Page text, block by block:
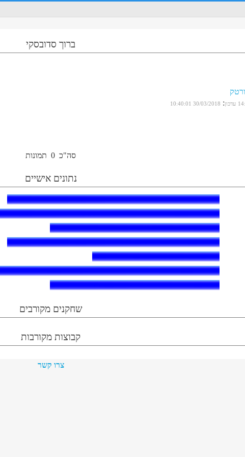
ברוך סדובסקי
עדכון:
30/03/2018 10:40:01
סה"כ 0 תמונות
נתונים אישיים
שחקנים מקורבים
קבוצות מקורבות
צרו קשר